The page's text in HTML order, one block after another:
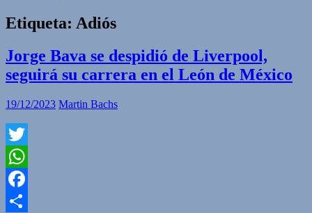
Etiqueta: Adiós
Jorge Bava se despidió de Liverpool,
seguirá su carrera en el León de México
19/12/2023 Martin Bachs
Twitter
WhatsApp
Facebook